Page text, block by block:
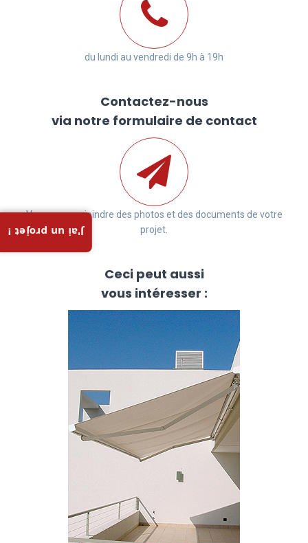
J'ai un projet !
du lundi au vendredi de 9h à 19h
Contactez-nous
via notre formulaire de contact
Vous pouvez joindre des photos et des documents de votre
projet.
Ceci peut aussi
vous intéresser :